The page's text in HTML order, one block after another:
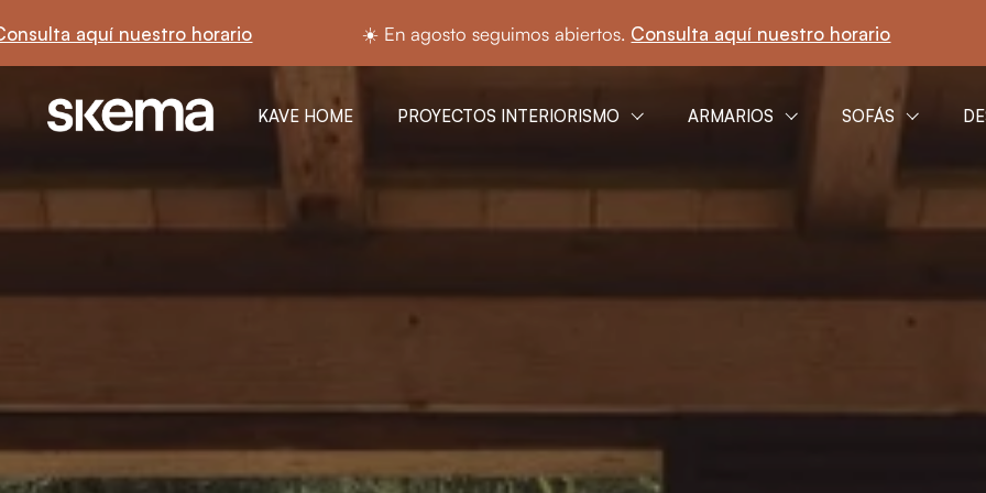
☀️ En agosto seguimos abiertos. Consulta aquí nuestro horario ☀️ En agosto seguimos abiertos.
KAVE HOME PROYECTOS INTERIORISMO ARMARIOS SOFÁS